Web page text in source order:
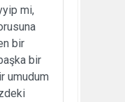
mi,
bir
bir
umudum